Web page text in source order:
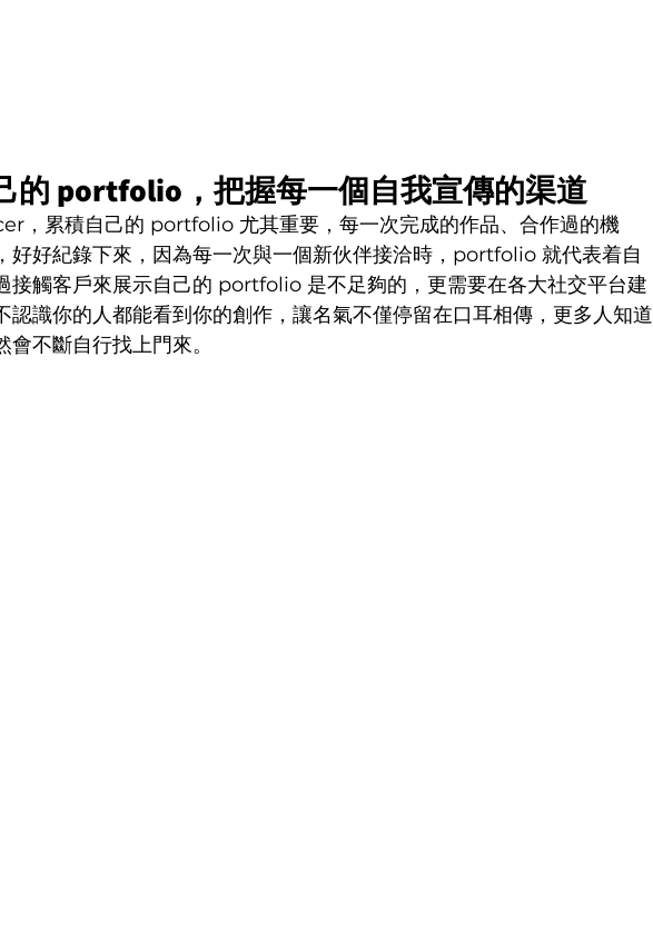
的 portfolio，把握每一個自我宣傳的渠道
，累積自己的 portfolio 尤其重要，每一次完成的作品、合作過的機
好好紀錄下來，因為每一次與一個新伙伴接洽時，portfolio 就代表着自
接觸客戶來展示自己的 portfolio 是不足夠的，更需要在各大社交平台建
認識你的人都能看到你的創作，讓名氣不僅停留在口耳相傳，更多人知道
不斷自行找上門來。